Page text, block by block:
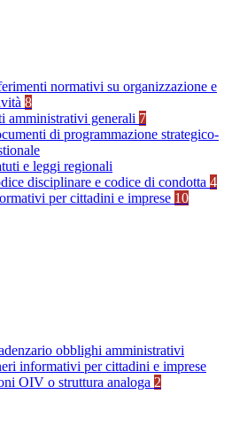
normativi su organizzazione e
8
amministrativi generali 7
di programmazione strategico-
e leggi regionali
disciplinare e codice di condotta 4
per cittadini e imprese 10
obblighi amministrativi
informativi per cittadini e imprese
OIV o struttura analoga 2